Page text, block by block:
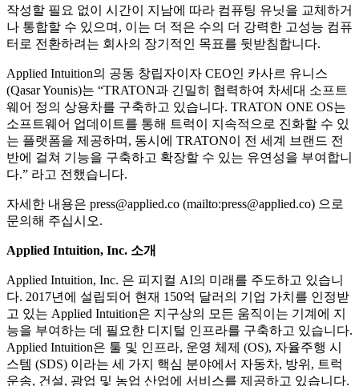
작성할 필요 없이 시간이 지남에 따라 컴퓨팅 유닛을 교체하거
나 통합할 수 있으며, 이는 더 적은 수의 더 강력한 고성능 컴퓨
터로 전환하려는 회사의 장기적인 목표를 뒷받침합니다.
Applied Intuition의 공동 창립자이자 CEO인 카사르 유니스
(Qasar Younis)는 “TRATON과 긴밀히 협력하여 차세대 소프트
웨어 정의 상용차를 구축하고 있습니다. TRATON ONE OS는
소프트웨어 업데이트를 통해 트럭이 지속적으로 진화할 수 있
는 플랫폼을 제공하며, 동시에 TRATON이 전 세계 브랜드 전
반에 걸쳐 기능을 구축하고 확장할 수 있는 유연성을 부여합니
다.” 라고 전했습니다.
자세한 내용은 press@applied.co (mailto:press@applied.co) 으로
문의해 주십시오.
Applied Intuition, Inc. 소개
Applied Intuition, Inc. 은 피지컬 AI의 미래를 주도하고 있습니
다. 2017년에 설립되어 현재 150억 달러의 기업 가치를 인정받
고 있는 Applied Intuition은 지구상의 모든 움직이는 기계에 지
능을 부여하는 데 필요한 디지털 인프라를 구축하고 있습니다.
Applied Intuition은 툴 및 인프라, 운영 체제 (OS), 자율주행 시
스템 (SDS) 이라는 세 가지 핵심 분야에서 자동차, 방위, 트럭
운송, 건설, 광업 및 농업 산업에 서비스를 제공하고 있습니다.